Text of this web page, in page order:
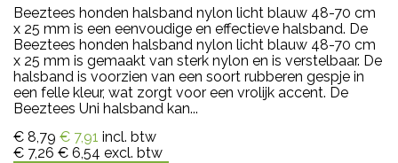
Beeztees honden halsband nylon licht blauw 48-70 cm
x 25 mm is een eenvoudige en effectieve halsband. De
Beeztees honden halsband nylon licht blauw 48-70 cm
x 25 mm is gemaakt van sterk nylon en is verstelbaar. De
halsband is voorzien van een soort rubberen gespje in
een felle kleur, wat zorgt voor een vrolijk accent. De
Beeztees Uni halsband kan...
€ 8,79 € 7,91 incl. btw
€ 7,26 € 6,54 excl. btw